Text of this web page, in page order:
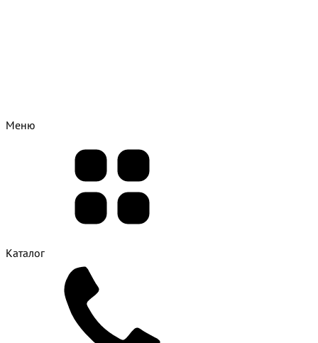
Меню
Каталог